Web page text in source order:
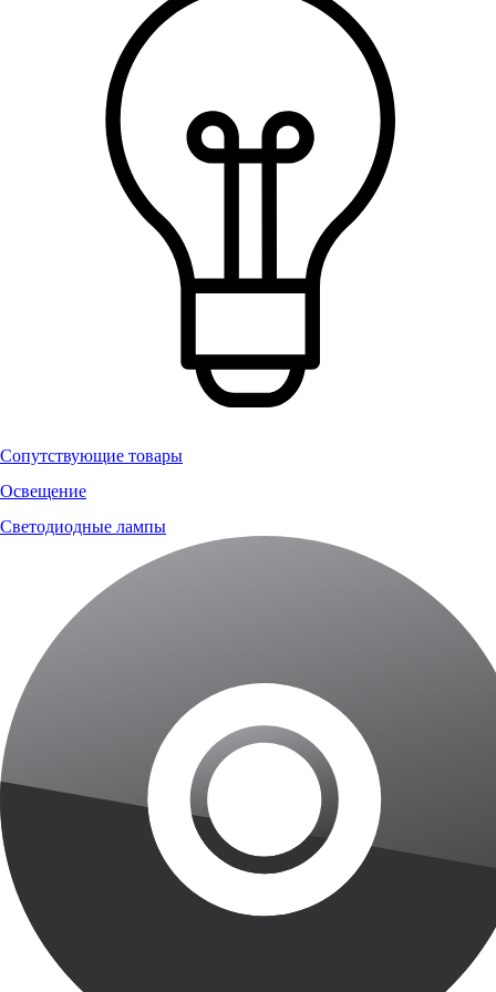
Сопутствующие товары
Освещение
Светодиодные лампы